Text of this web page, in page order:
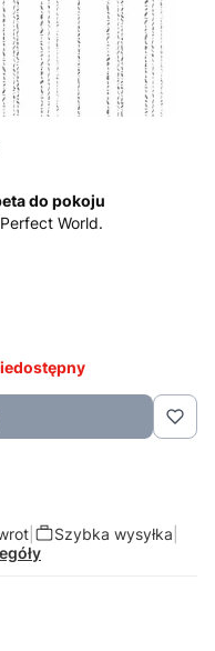
do pokoju
World.
| Szybka wysyłka